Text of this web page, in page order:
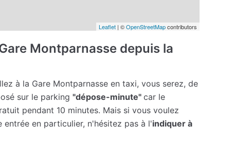
Leaflet | ©OpenStreetMapcontributors
Montparnasse depuis la
à la Gare Montparnasse en taxi, vous serez, de
sur le parking "dépose-minute" car le
pendant 10 minutes. Mais si vous voulez
entrée en particulier, n'hésitez pas à l'indiquer à